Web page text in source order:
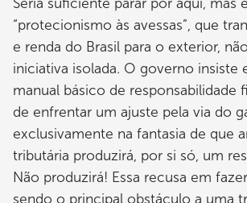
“protecionismo às avessas”, que
e renda do Brasil para o exterior,
iniciativa isolada. O governo insiste
manual básico de responsabilidade
de enfrentar um ajuste pela via do
exclusivamente na fantasia de que
tributária produzirá, por si só, um
Não produzirá! Essa recusa em
sendo o principal obstáculo a uma